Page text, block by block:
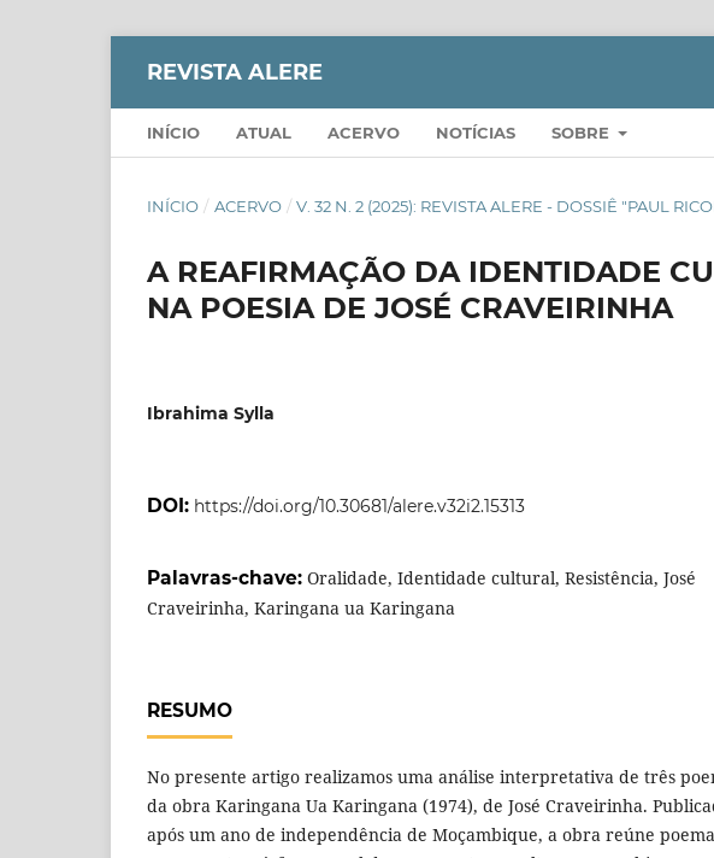
REVISTA ALERE
INÍCIO ATUAL ACERVO NOTÍCIAS SOBRE
INÍCIO / ACERVO / V. 32 N. 2 (2025): REVISTA ALERE - DOSSIÊ "PAUL
A REAFIRMAÇÃO DA IDENTIDADE
NA POESIA DE JOSÉ CRAVEIRINHA
Ibrahima Sylla
DOI: https://doi.org/10.30681/alere.v32i2.15313
Palavras-chave: Oralidade, Identidade cultural, Resistência, José
Craveirinha, Karingana ua Karingana
RESUMO
No presente artigo realizamos uma análise interpretativa de três
da obra Karingana Ua Karingana (1974), de José Craveirinha.
após um ano de independência de Moçambique, a obra reúne